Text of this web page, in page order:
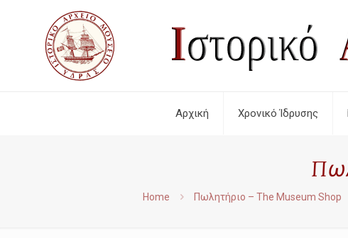
Αρχική Χρονικό Ίδρυσης
Home Πωλητήριο – The Museum Shop